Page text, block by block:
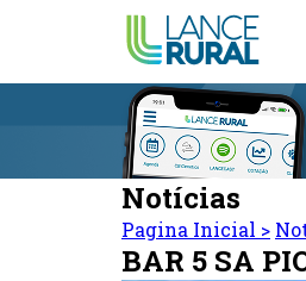
Notícias
Pagina Inicial >
BAR 5 SA